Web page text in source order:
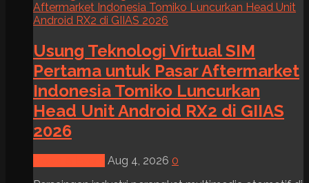
Usung Teknologi Virtual SIM
Pertama untuk Pasar Aftermarket
Indonesia Tomiko Luncurkan
Head Unit Android RX2 di GIIAS
2026
Aug 4, 2026 0